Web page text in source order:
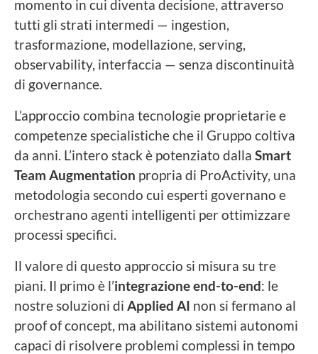
momento in cui diventa decisione, attraverso
tutti gli strati intermedi — ingestion,
trasformazione, modellazione, serving,
observability, interfaccia — senza discontinuità
di governance.
L’approccio combina tecnologie proprietarie e
competenze specialistiche che il Gruppo coltiva
da anni. L’intero stack è potenziato dalla Smart
Team Augmentation propria di ProActivity, una
metodologia secondo cui esperti governano e
orchestrano agenti intelligenti per ottimizzare
processi specifici.
Il valore di questo approccio si misura su tre
piani. Il primo è l’integrazione end-to-end: le
nostre soluzioni di Applied AI non si fermano al
proof of concept, ma abilitano sistemi autonomi
capaci di risolvere problemi complessi in tempo